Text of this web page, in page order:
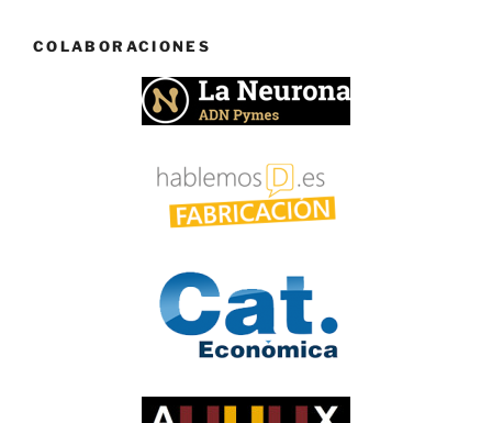
COLABORACIONES